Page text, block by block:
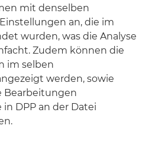
mit denselben
an, die im
wurden, was die Analyse
Zudem können die
im selben
werden, sowie
Bearbeitungen
DPP an der Datei